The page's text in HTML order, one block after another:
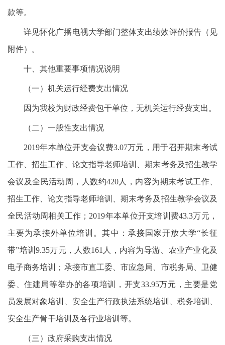
款等。
详见怀化广播电视大学部门整体支出绩效评价报告（见
附件）。
十、其他重要事项情况说明
（一）机关运行经费支出情况
因为我校为财政经费包干单位，无机关运行经费支出。
（二）一般性支出情况
2019年本单位开支会议费3.07万元，用于召开期末考试
工作、招生工作、论文指导老师培训、期末考务及招生教学
会议及全民活动周，人数约420人，内容为期末考试工作、
招生工作、论文指导老师培训、期末考务及招生教学会议及
全民活动周相关工作；2019年本单位开支培训费43.3万元，
主要为承接外单位培训。其中：承接国家开放大学“长征
带”培训9.35万元，人数161人，内容为导游、农业产业化及
电子商务培训；承接市直工委、市应急局、市税务局、卫健
委、住建局等举办的各项培训，开支33.95万元，主要是党
员发展对象培训、安全生产行政执法系统培训、税务培训、
安全生产骨干培训及各行业培训等。
（三）政府采购支出情况